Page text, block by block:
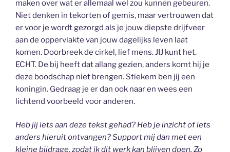
maken over wat er allemaal wel zou kunnen gebeuren.
Niet denken in tekorten of gemis, maar vertrouwen dat
er voor je wordt gezorgd als je jouw diepste drijfveer
aan de oppervlakte van jouw dagelijks leven laat
komen. Doorbreek de cirkel, lief mens. JIJ kunt het.
ECHT. De bij heeft dat allang gezien, anders komt hij je
deze boodschap niet brengen. Stiekem ben jij een
koningin. Gedraag je er dan ook naar en wees een
lichtend voorbeeld voor anderen.
Heb jij iets aan deze tekst gehad? Heb je inzicht of iets
anders hieruit ontvangen? Support mij dan met een
kleine bijdrage, zodat ik dit werk kan blijven doen. Zo